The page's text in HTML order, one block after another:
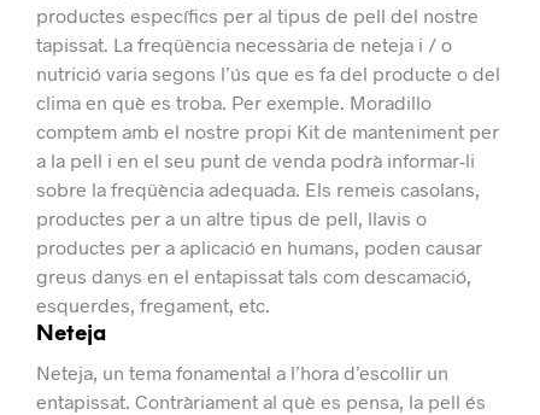
productes específics per al tipus de pell del nostre
tapissat. La freqüència necessària de neteja i / o
nutrició varia segons l’ús que es fa del producte o del
clima en què es troba. Per exemple. Moradillo
comptem amb el nostre propi Kit de manteniment per
a la pell i en el seu punt de venda podrà informar-li
sobre la freqüència adequada. Els remeis casolans,
productes per a un altre tipus de pell, llavis o
productes per a aplicació en humans, poden causar
greus danys en el entapissat tals com descamació,
esquerdes, fregament, etc.
Neteja
Neteja, un tema fonamental a l’hora d’escollir un
entapissat. Contràriament al què es pensa, la pell és